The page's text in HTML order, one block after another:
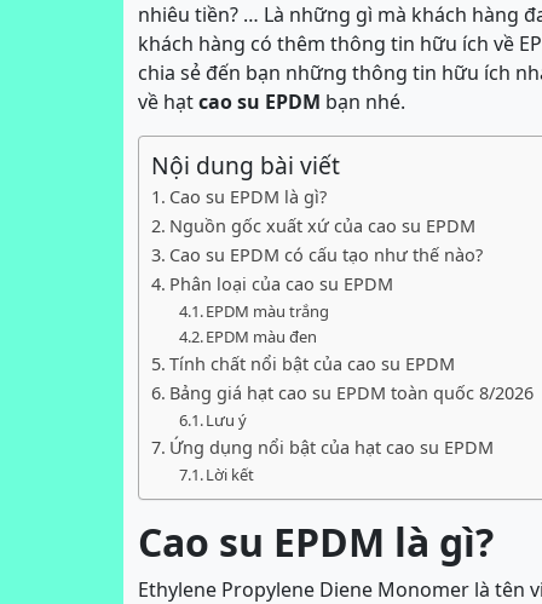
nhiêu tiền? … Là những gì mà khách hàng
khách hàng có thêm thông tin hữu ích về
chia sẻ đến bạn những thông tin hữu ích
về hạtcao su EPDM bạn nhé.
Nội dung bài viết
Cao su EPDM là gì?
Nguồn gốc xuất xứ của cao su EPDM
Cao su EPDM có cấu tạo như thế nào?
Phân loại của cao su EPDM
EPDM màu trắng
EPDM màu đen
Tính chất nổi bật của cao su EPDM
Bảng giá hạt cao su EPDM toàn quốc 8/2026
Lưu ý
Ứng dụng nổi bật của hạt cao su EPDM
Lời kết
Cao su EPDM là gì?
Ethylene Propylene Diene Monomer là tên